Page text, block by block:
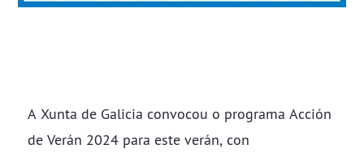
A Xunta de Galicia convocou o programa Acción
de Verán 2024 para este verán, con